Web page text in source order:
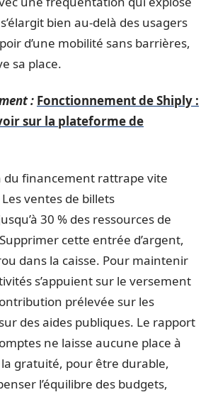
bien au-delà des usagers
d’une mobilité sans barrières,
sa place.
: Fonctionnement de Shiply :
sur la plateforme de
du financement rattrape vite
ventes de billets
30 % des ressources de
cette entrée d’argent,
dans la caisse. Pour maintenir
s’appuient sur le versement
prélevée sur les
des aides publiques. Le rapport
ne laisse aucune place à
la gratuité, pour être durable,
l’équilibre des budgets,